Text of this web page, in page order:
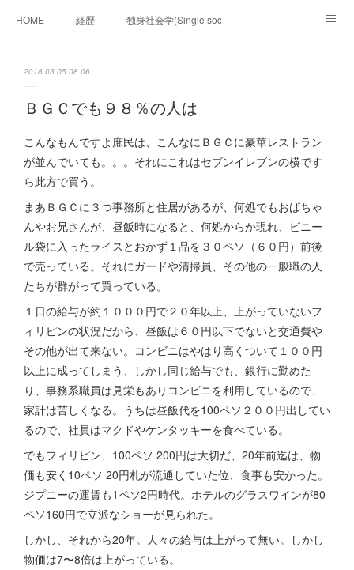
HOME 経歴 独身社会学(Single sociology)と高齢化社会学
移動出来て、工場で作る建物。未来２１００研究所
「心神の夢想２０２０」
フィリピンの問題点 フィリピンの歴史
フィリピン経済談義 ファッションを考える 漫画
未来２１００研究所他のアイデアマニラ男の手料理 総集編
https://globalclub.amebaownd.com/
2018.03.05 08:06
ＢＧＣでも９８％の人は
こんなもんですよ庶民は、こんなにＢＧＣに豪華レストラン
が並んでいても。。。それにこれはセブンイレブンの横です
ら此方で買う。
まあＢＧＣに３つ事務所と住居があるが、何処でもおばちゃ
んやお兄さんが、昼飯時になると、何処からか現れ、ビニー
ル袋に入ったライスとおかず１品を３０ペソ（６０円）前後
で売っている。それにガードや清掃員、その他の一般職の人
たちが群がって買っている。
１日の給与が約１０００円で２０年以上、上がっていないフ
ィリピンの状況だから、昼飯は６０円以下でないと交通費や
その他が出て来ない。コンビニはやはり高くついて１００円
以上に成ってしまう、しかし同じ給与でも、銀行に勤めた
り、事務系職員は見栄もありコンビニを利用しているので、
家計は苦しくなる。うちは昼飯代を100ペソ２００円出してい
るので、社員はマクドやケンタッキーを食べている。
でもフィリピン、100ペソ 200円は大切だ、20年前迄は、物
価も安く10ペソ 20円札が流通していた位、食事も安かった。
ジプニーの運賃も1ペソ2円時代。ホテルのグラスワインが80
ペソ160円で立派なショーが見られた。
しかし、それから20年。人々の給与は上がって無い。しかし
物価は7〜8倍は上がっている。